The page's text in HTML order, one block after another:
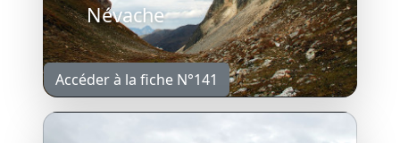
Névache
Accéder à la fiche N°141